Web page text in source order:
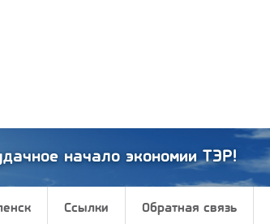
начало экономии ТЭР!
Ссылки Обратная связь